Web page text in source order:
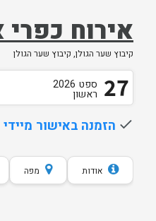
אירוח כפרי
קיבוץ שער הגולן, קיבוץ שער הגולן
27 ספט 2026
ראשון
done הזמנה באישור מיידי
אודות מפה